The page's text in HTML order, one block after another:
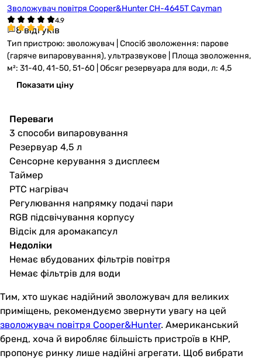
Зволожувач повітря Cooper&Hunter CH-4645T Cayman
8 відгуків
Тип пристрою: зволожувач | Спосіб зволоження: парове
(гаряче випаровування), ультразвукове | Площа зволоження,
м²: 31-40, 41-50, 51-60 | Обсяг резервуара для води, л: 4,5
Показати ціну
Переваги
3 способи випаровування
Резервуар 4,5 л
Сенсорне керування з дисплеєм
Таймер
РТС нагрівач
Регулювання напрямку подачі пари
RGB підсвічування корпусу
Відсік для аромакапсул
Недоліки
Немає вбудованих фільтрів повітря
Немає фільтрів для води
Тим, хто шукає надійний зволожувач для великих
приміщень, рекомендуємо звернути увагу на цей
зволожувач повітря Cooper&Hunter. Американський
бренд, хоча й виробляє більшість пристроїв в КНР,
пропонує ринку лише надійні агрегати. Щоб вибрати